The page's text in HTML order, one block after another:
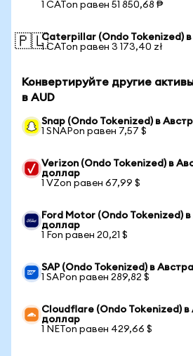
1 CATon равен 51 850,68 ₱
🇵🇱Caterpillar (Ondo Tokenized)
1 CATon равен 3 173,40 zł
Конвертируйте другие
в AUD
Snap (Ondo Tokenized) в
1 SNAPon равен 7,57 $
Verizon (Ondo Tokenized) в
доллар
1 VZon равен 67,99 $
Ford Motor (Ondo Tokenized)
доллар
1 Fon равен 20,21 $
SAP (Ondo Tokenized) в
1 SAPon равен 289,82 $
Cloudflare (Ondo Tokenized) в
доллар
1 NETon равен 429,66 $